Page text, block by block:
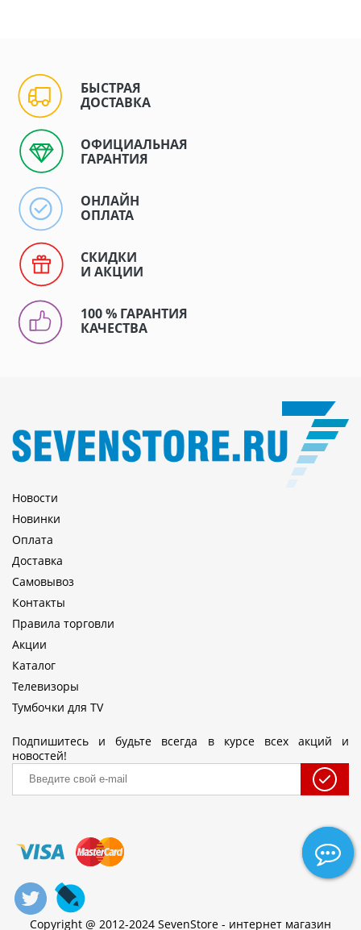
БЫСТРАЯ
ДОСТАВКА
ОФИЦИАЛЬНАЯ
ГАРАНТИЯ
ОНЛАЙН
ОПЛАТА
СКИДКИ
И АКЦИИ
100 % ГАРАНТИЯ
КАЧЕСТВА
Новости
Новинки
Оплата
Доставка
Самовывоз
Контакты
Правила торговли
Акции
Каталог
Телевизоры
Тумбочки для TV
Подпишитесь и будьте всегда в курсе всех акций и
новостей!
Copyright @ 2012-2024 SevenStore - интернет магазин